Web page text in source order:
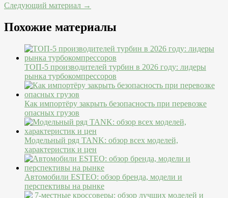
Следующий материал →
Похожие материалы
ТОП-5 производителей турбин в 2026 году: лидеры
рынка турбокомпрессоров
Как импортёру закрыть безопасность при перевозке
опасных грузов
Модельный ряд TANK: обзор всех моделей,
характеристик и цен
Автомобили ESTEO: обзор бренда, модели и
перспективы на рынке